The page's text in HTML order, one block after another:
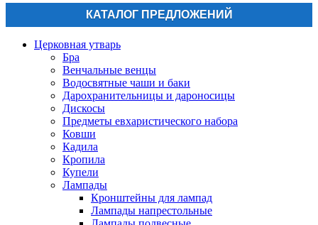
КАТАЛОГ ПРЕДЛОЖЕНИЙ
Церковная утварь
Бра
Венчальные венцы
Водосвятные чаши и баки
Дарохранительницы и дароносицы
Дискосы
Предметы евхаристического набора
Ковши
Кадила
Кропила
Купели
Лампады
Кронштейны для лампад
Лампады напрестольные